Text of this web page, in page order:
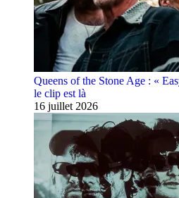
Queens of the Stone Age : «
le clip est là
16 juillet 2026